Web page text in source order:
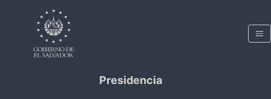
Presidencia